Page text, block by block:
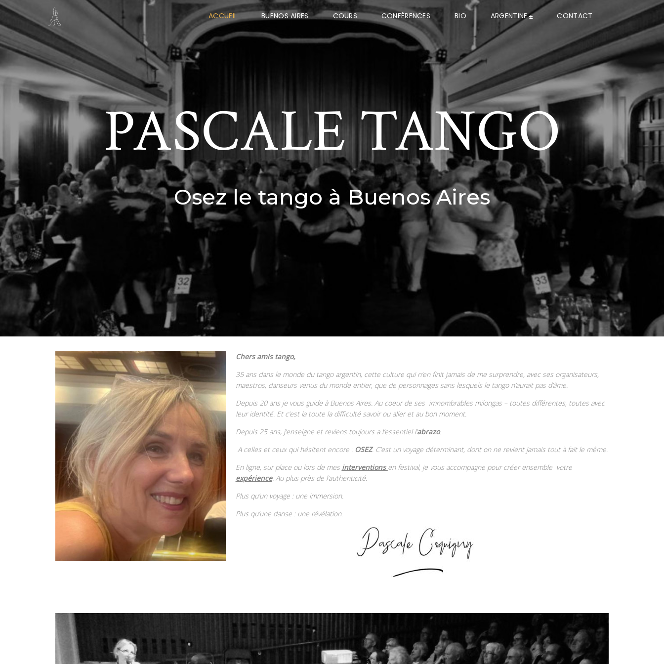
ACCUEIL BUENOS AIRES COURS CONFÉRENCES BIO ARGENTINE CONTACT
PASCALE TANGO
Osez le tango à Buenos Aires
Chers amis tango,
35 ans dans le monde du tango argentin, cette culture qui n’en finit jamais de me surprendre, avec ses organisateurs,
maestros, danseurs venus du monde entier, que de personnages sans lesquels le tango n’aurait pas d’âme.
Depuis 20 ans je vous guide à Buenos Aires. Au coeur de ses imnombrables milongas – toutes différentes, toutes avec
leur identité. Et c’est la toute la difficulté savoir ou aller et au bon moment.
Depuis 25 ans, j’enseigne et reviens toujours a l’essentiel l’abrazo.
A celles et ceux qui hésitent encore : OSEZ. C’est un voyage déterminant, dont on ne revient jamais tout à fait le même.
En ligne, sur place ou lors de mes interventions en festival, je vous accompagnepour créerensemble votre
expérience. Au plus près de l’authenticité.
Plus qu’un voyage : une immersion.
Plus qu’une danse : une révélation.